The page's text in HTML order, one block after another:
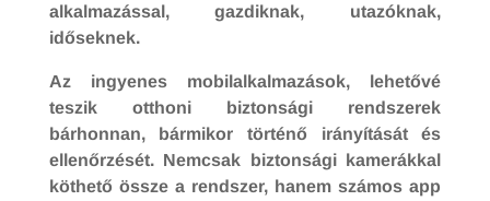
alkalmazással, gazdiknak, utazóknak,
időseknek.
Az ingyenes mobilalkalmazások, lehetővé
teszik otthoni biztonsági rendszerek
bárhonnan, bármikor történő irányítását és
ellenőrzését. Nemcsak biztonsági kamerákkal
köthető össze a rendszer, hanem számos app